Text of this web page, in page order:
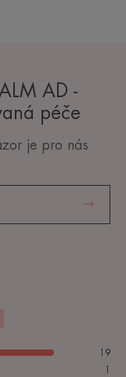
AD -
péče
je pro nás
19
1